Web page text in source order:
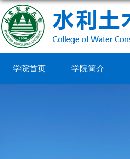
学院首页 学院简介